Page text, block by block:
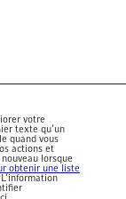
votre
texte qu’un
quand vous
actions et
lorsque
obtenir une liste
L’information